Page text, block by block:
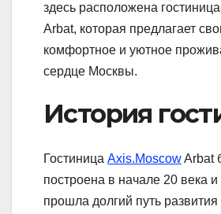
здесь расположена
Arbat, которая предлагает
комфортное и уютное
сердце Москвы.
История
Гостиница Axis.MoscowArbat
построена в начале 20 века и
прошла долгий путь развития